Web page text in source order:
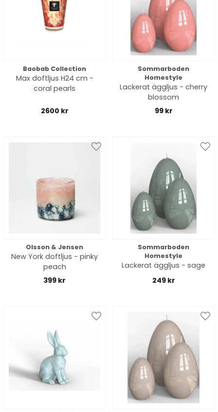
Baobab Collection
Max doftljus H24 cm -
coral pearls
2600 kr
Sommarboden
Homestyle
Lackerat äggljus - cherry
blossom
99 kr
Olsson & Jensen
New York doftljus - pinky
peach
399 kr
Sommarboden
Homestyle
Lackerat äggljus - sage
249 kr